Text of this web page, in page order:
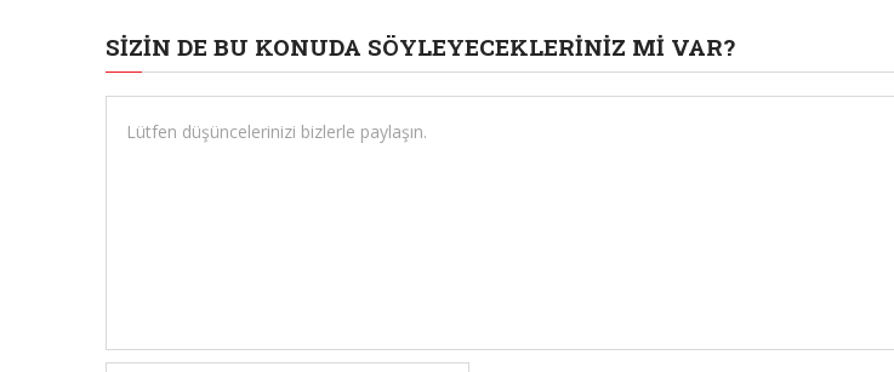
SIZIN DE BU KONUDA SÖYLEYECEKLERINIZ MI VAR?